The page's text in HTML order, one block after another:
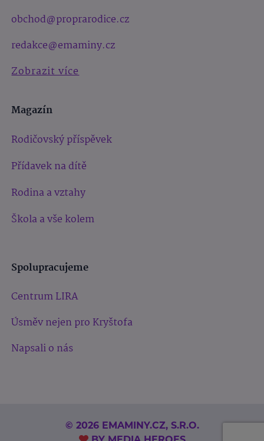
obchod@proprarodice.cz
redakce@emaminy.cz
Zobrazit více
Magazín
Rodičovský příspěvek
Přídavek na dítě
Rodina a vztahy
Škola a vše kolem
Spolupracujeme
Centrum LIRA
Úsměv nejen pro Kryštofa
Napsali o nás
© 2026 EMAMINY.CZ, S.R.O.